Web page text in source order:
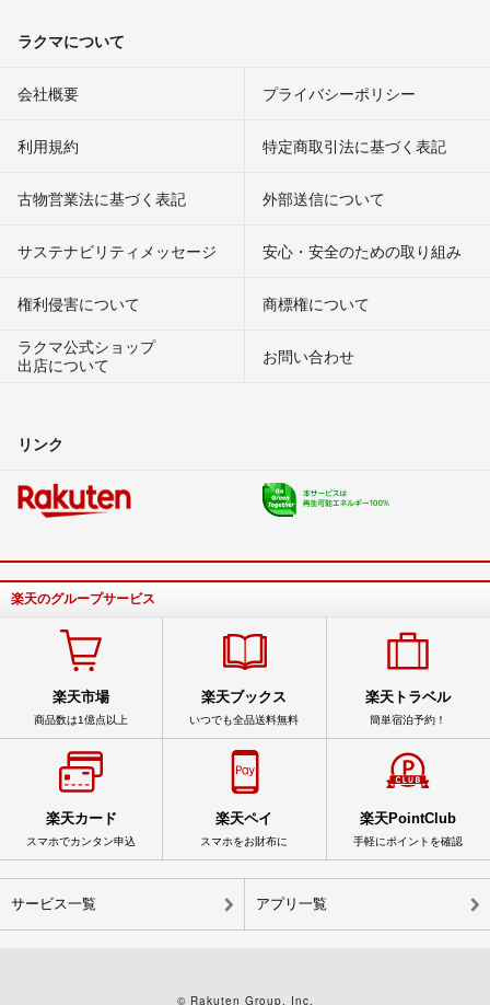
ラクマについて
会社概要 プライバシーポリシー
利用規約 特定商取引法に基づく表記
古物営業法に基づく表記 外部送信について
サステナビリティメッセージ 安心・安全のための取り組み
権利侵害について
商標権について
ラクマ公式ショップ
出店について
お問い合わせ
リンク
楽天のグループサービス
楽天市場
商品数は1億点以上
楽天ブックス
いつでも全品送料無料
楽天トラベル
簡単宿泊予約！
楽天カード
スマホでカンタン申込
楽天ペイ
スマホをお財布に
楽天PointClub
手軽にポイントを確認
サービス一覧 アプリ一覧
© Rakuten Group, Inc.